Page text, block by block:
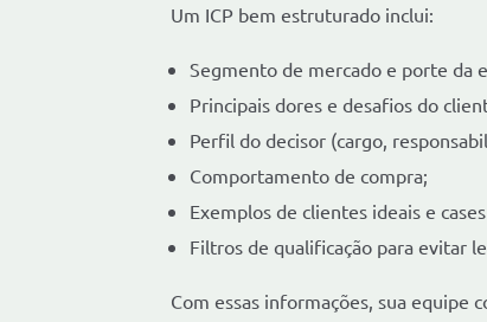
Um ICP bem estruturado inclui:
Segmento de mercado e porte da
Principais dores e desafios do
Perfil do decisor (cargo,
Comportamento de compra;
Exemplos de clientes ideais e
Filtros de qualificação para evitar
Com essas informações, sua equipe